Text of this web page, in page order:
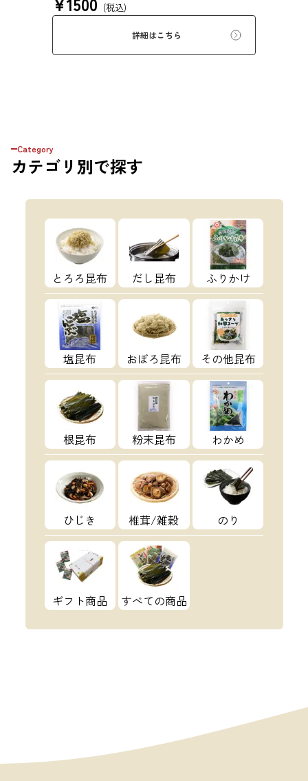
もちろん、ちょっとしたご挨拶や贈り物にもど
うぞ。 ※本商品はギフト仕様の化粧箱ではな
く、簡易ダンボール梱包でのお届けとなりま
す。贈答用をご希望の方は、あらかじめご留意
(税込)
詳細はこちら
Category
カテゴリ 別で探す
とろろ昆布 だし昆布 ふりかけ
塩昆布 おぼろ昆布 その他昆布
根昆布 粉末昆布 わかめ
ひじき 椎茸/雑穀 のり
ギフト商品 すべての商品